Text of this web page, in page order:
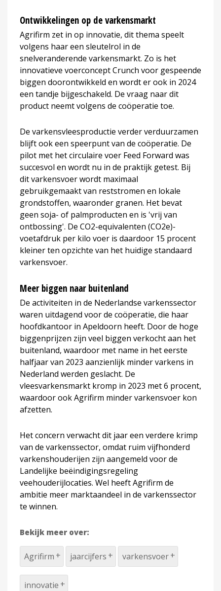
Ontwikkelingen op de varkensmarkt
Agrifirm zet in op innovatie, dit thema speelt
volgens haar een sleutelrol in de
snelveranderende varkensmarkt. Zo is het
innovatieve voerconcept Crunch voor gespeende
biggen doorontwikkeld en wordt er ook in 2024
een tandje bijgeschakeld. De vraag naar dit
product neemt volgens de coöperatie toe.
De varkensvleesproductie verder verduurzamen
blijft ook een speerpunt van de coöperatie. De
pilot met het circulaire voer Feed Forward was
succesvol en wordt nu in de praktijk getest. Bij
dit varkensvoer wordt maximaal
gebruikgemaakt van reststromen en lokale
grondstoffen, waaronder granen. Het bevat
geen soja- of palmproducten en is 'vrij van
ontbossing'. De CO2-equivalenten (CO2e)-
voetafdruk per kilo voer is daardoor 15 procent
kleiner ten opzichte van het huidige standaard
varkensvoer.
Meer biggen naar buitenland
De activiteiten in de Nederlandse varkenssector
waren uitdagend voor de coöperatie, die haar
hoofdkantoor in Apeldoorn heeft. Door de hoge
biggenprijzen zijn veel biggen verkocht aan het
buitenland, waardoor met name in het eerste
halfjaar van 2023 aanzienlijk minder varkens in
Nederland werden geslacht. De
vleesvarkensmarkt kromp in 2023 met 6 procent,
waardoor ook Agrifirm minder varkensvoer kon
afzetten.
Het concern verwacht dit jaar een verdere krimp
van de varkenssector, omdat ruim vijfhonderd
varkenshouderijen zijn aangemeld voor de
Landelijke beëindigingsregeling
veehouderijlocaties. Wel heeft Agrifirm de
ambitie meer marktaandeel in de varkenssector
te winnen.
Bekijk meer over:
Agrifirm jaarcijfers varkensvoer
innovatie